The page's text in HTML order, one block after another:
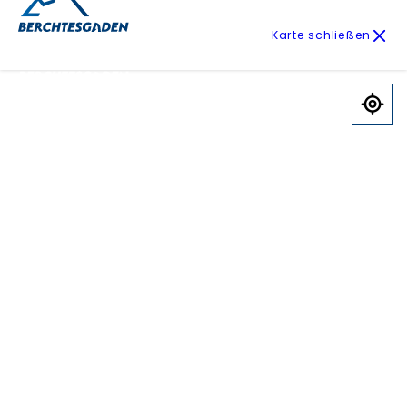
Karte schließen